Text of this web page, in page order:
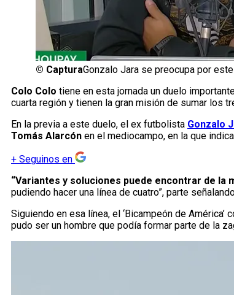
© CapturaGonzalo Jara se preocupa por
Colo Colo tiene en esta jornada un duelo
cuarta región y tienen la gran misión de sumar los
En la previa a este duelo, el ex futbolista Gonzalo
Tomás Alarcón en el mediocampo, en la que
+ Seguinos en
“Variantes y soluciones puede encontrar de la
pudiendo hacer una línea de cuatro”, parte
Siguiendo en esa línea, el ‘Bicampeón de
pudo ser un hombre que podía formar parte de la